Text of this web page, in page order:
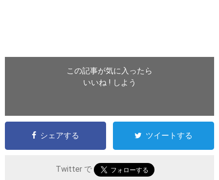
この記事が気に入ったら
いいね ! しよう
シェアする ツイートする
Twitter で